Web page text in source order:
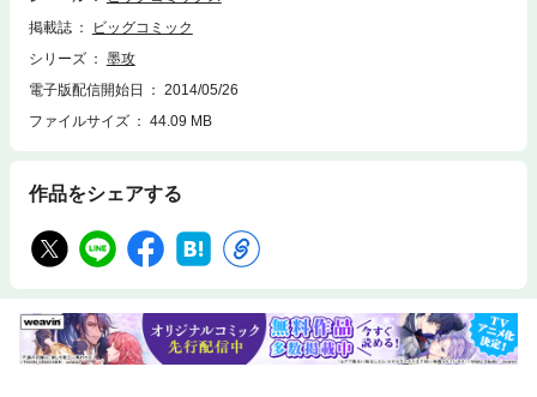
り、幽閉されてしまった革離の脱出と逃亡が描かれている。脱走後、治水
工事を手伝っていた村で飛蝗に襲われ、墨家の仕業ではないかと懸念す
幼なじみ・司路（第1話）、雲荊（第7話） ●その他のデータ/飛蝗（数が増
え過ぎるたトノサマバッタが食料不足をのりきるため長距離移動できる体
に変化したもの）
掲載誌
ビッグコミック
シリーズ
墨攻
電子版配信開始日
2014/05/26
ファイルサイズ
44.09 MB
作品をシェアする